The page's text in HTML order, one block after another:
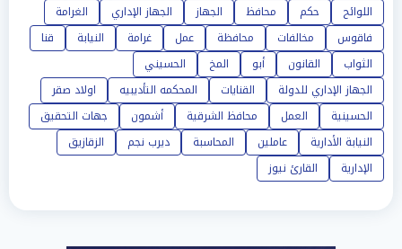
اللوائح
حكم محافظ الجهاز الجهاز الإداري
الغرامة
فاقوس
مخالفات محافظة عمل غرامة النيابة
قنا
الثواب
القانون أبو المخ
الحسيني
الجهاز الإداري للدولة
القنايات المحكمه التأديبيه
اولاد صقر
الحسينية
العمل محافظ الشرقية أشمون
جهات التحقيق
النيابة الأدارية
عاملين المحاسبة ديرب نجم
الزقازيق
الإدارية
القارئ نيوز